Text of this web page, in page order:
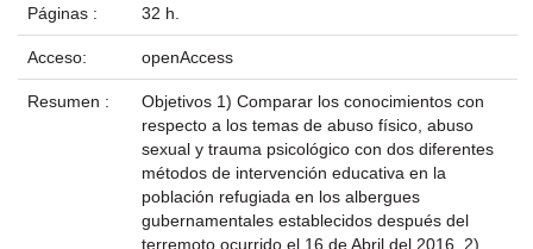
Páginas : 32 h.
Acceso: openAccess
Resumen :
Objetivos 1) Comparar los conocimientos con
respecto a los temas de abuso físico, abuso
sexual y trauma psicológico con dos diferentes
métodos de intervención educativa en la
población refugiada en los albergues
gubernamentales establecidos después del
terremoto ocurrido el 16 de Abril del 2016. 2)